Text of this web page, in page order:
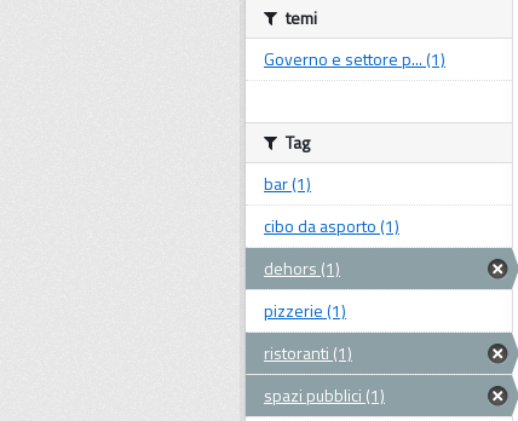
temi
Governo e settore p... (1)
Tag
bar (1)
cibo da asporto (1)
dehors (1)
pizzerie (1)
ristoranti (1)
spazi pubblici (1)